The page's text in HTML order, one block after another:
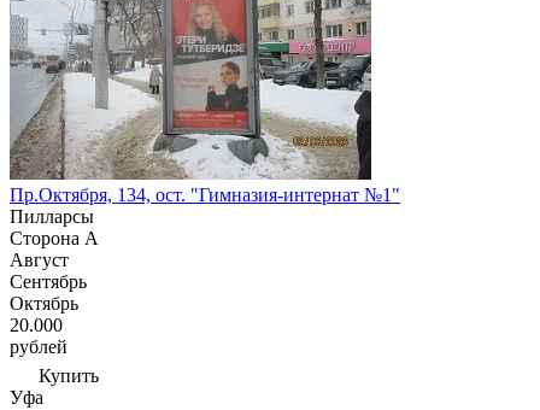
Пр.Октября, 134, ост. "Гимназия-интернат №1"
Пилларсы
Сторона А
Август
Сентябрь
Октябрь
20.000
рублей
Купить
Уфа